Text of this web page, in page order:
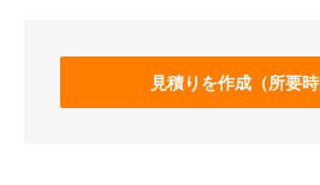
見積りを作成（所要時